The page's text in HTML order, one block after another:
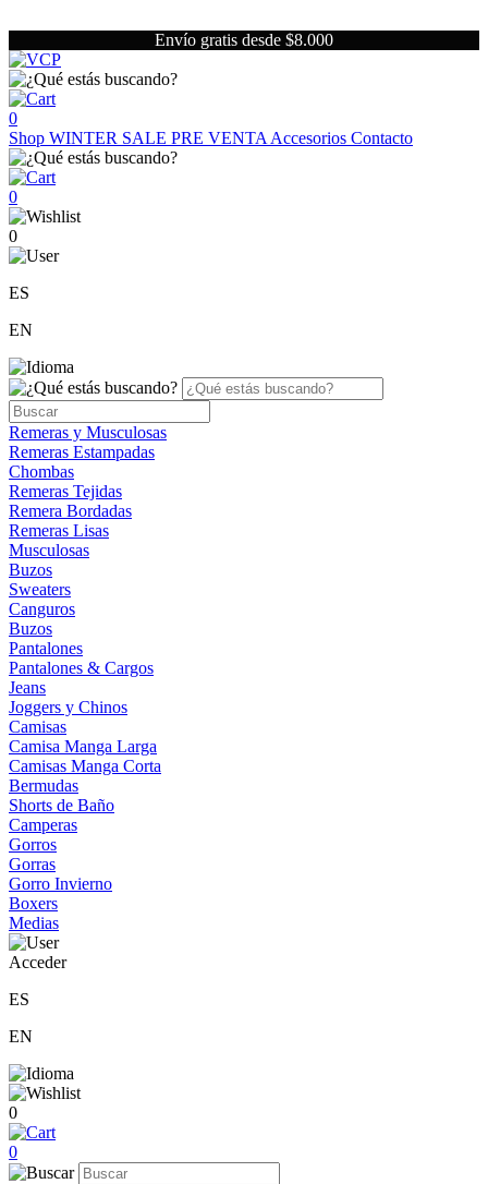
Envío gratis desde $8.000
0
Shop WINTER SALE PRE VENTA Accesorios Contacto
0
0
ES
EN
Remeras y Musculosas
Remeras Estampadas
Chombas
Remeras Tejidas
Remera Bordadas
Remeras Lisas
Musculosas
Buzos
Sweaters
Canguros
Buzos
Pantalones
Pantalones & Cargos
Jeans
Joggers y Chinos
Camisas
Camisa Manga Larga
Camisas Manga Corta
Bermudas
Shorts de Baño
Camperas
Gorros
Gorras
Gorro Invierno
Boxers
Medias
Acceder
ES
EN
0
0